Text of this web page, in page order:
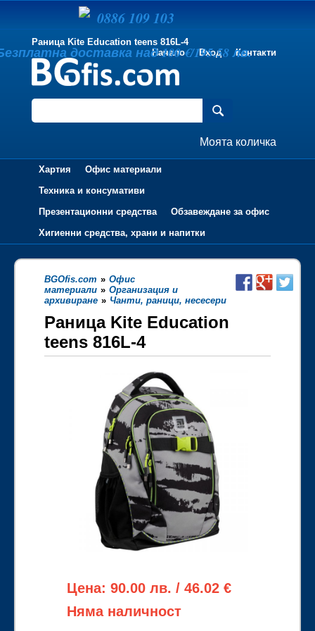
Раница Kite Education teens 816L-4
Начало
Вход Контакти
Моята количка
Хартия
Офис материали
Техника и консумативи
Презентационни средства
Обзавеждане за офис
Хигиенни средства, храни и напитки
BGOfis.com » Офис
материали » Организация и
архивиране » Чанти, раници, несесери
Раница Kite Education
teens 816L-4
Цена: 90.00 лв. / 46.02 €
Няма наличност
0886 109 103
доставка над 100 €/195.58 лв.